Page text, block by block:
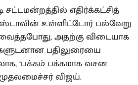
சட்டமன்றத்தில் எதிர்க்கட்சித்
உள்ளிட்டோர் பல்வேறு
அதற்கு விடையாக
பதிலுரையை
‘பக்கம் பக்கமாக வசன
விஜய்.